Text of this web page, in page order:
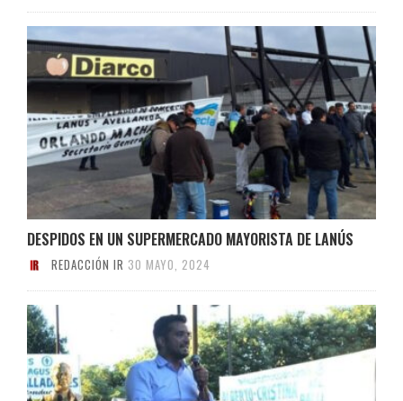
DESPIDOS EN UN SUPERMERCADO MAYORISTA DE LANÚS
REDACCIÓN IR 30 MAYO, 2024